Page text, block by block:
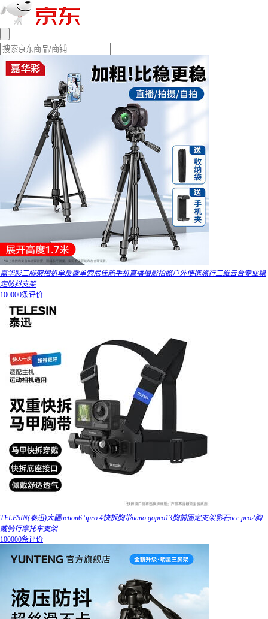
嘉华彩三脚架相机单反微单索尼佳能手机直播摄影拍照户外便携旅行三维云台专业稳
定防抖支架
100000条评价
TELESIN(泰迅)大疆action6 5pro 4快拆胸带nano gopro13胸前固定支架影石ace pro2胸
戴骑行摩托车支架
100000条评价